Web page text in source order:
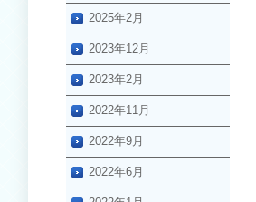
2025年2月
2023年12月
2023年2月
2022年11月
2022年9月
2022年6月